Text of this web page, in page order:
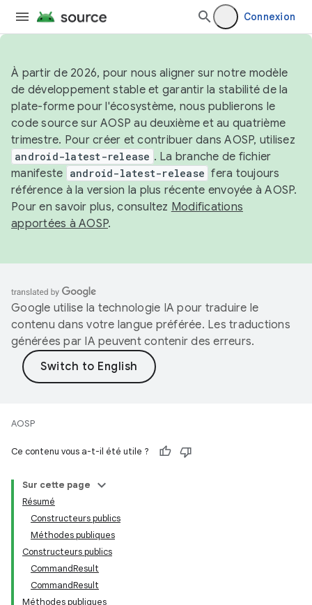
Connexion
À partir de 2026, pour nous aligner sur notre modèle
de développement stable et garantir la stabilité de la
plate-forme pour l'écosystème, nous publierons le
code source sur AOSP au deuxième et au quatrième
trimestre. Pour créer et contribuer dans AOSP, utilisez
android-latest-release . La branche de fichier
manifeste android-latest-release fera toujours
référence à la version la plus récente envoyée à AOSP.
Pour en savoir plus, consultez Modifications
apportées à AOSP.
Google utilise la technologie IA pour traduire le
contenu dans votre langue préférée. Les traductions
générées par IA peuvent contenir des erreurs.
AOSP
Ce contenu vous a-t-il été utile ?
Sur cette page
Résumé
Constructeurs publics
Méthodes publiques
Constructeurs publics
CommandResult
CommandResult
Méthodes publiques